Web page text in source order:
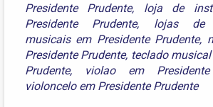
Presidente Prudente, loja de
Presidente Prudente, lojas de
musicais em Presidente Prudente,
Presidente Prudente, teclado
Prudente, violao em Presidente
violoncelo em Presidente Prudente